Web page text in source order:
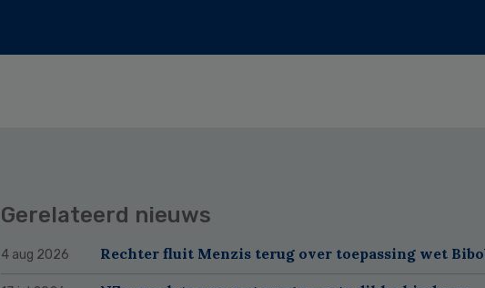
Gerelateerd nieuws
4 aug 2026 Rechter fluit Menzis terug over toepassing wet